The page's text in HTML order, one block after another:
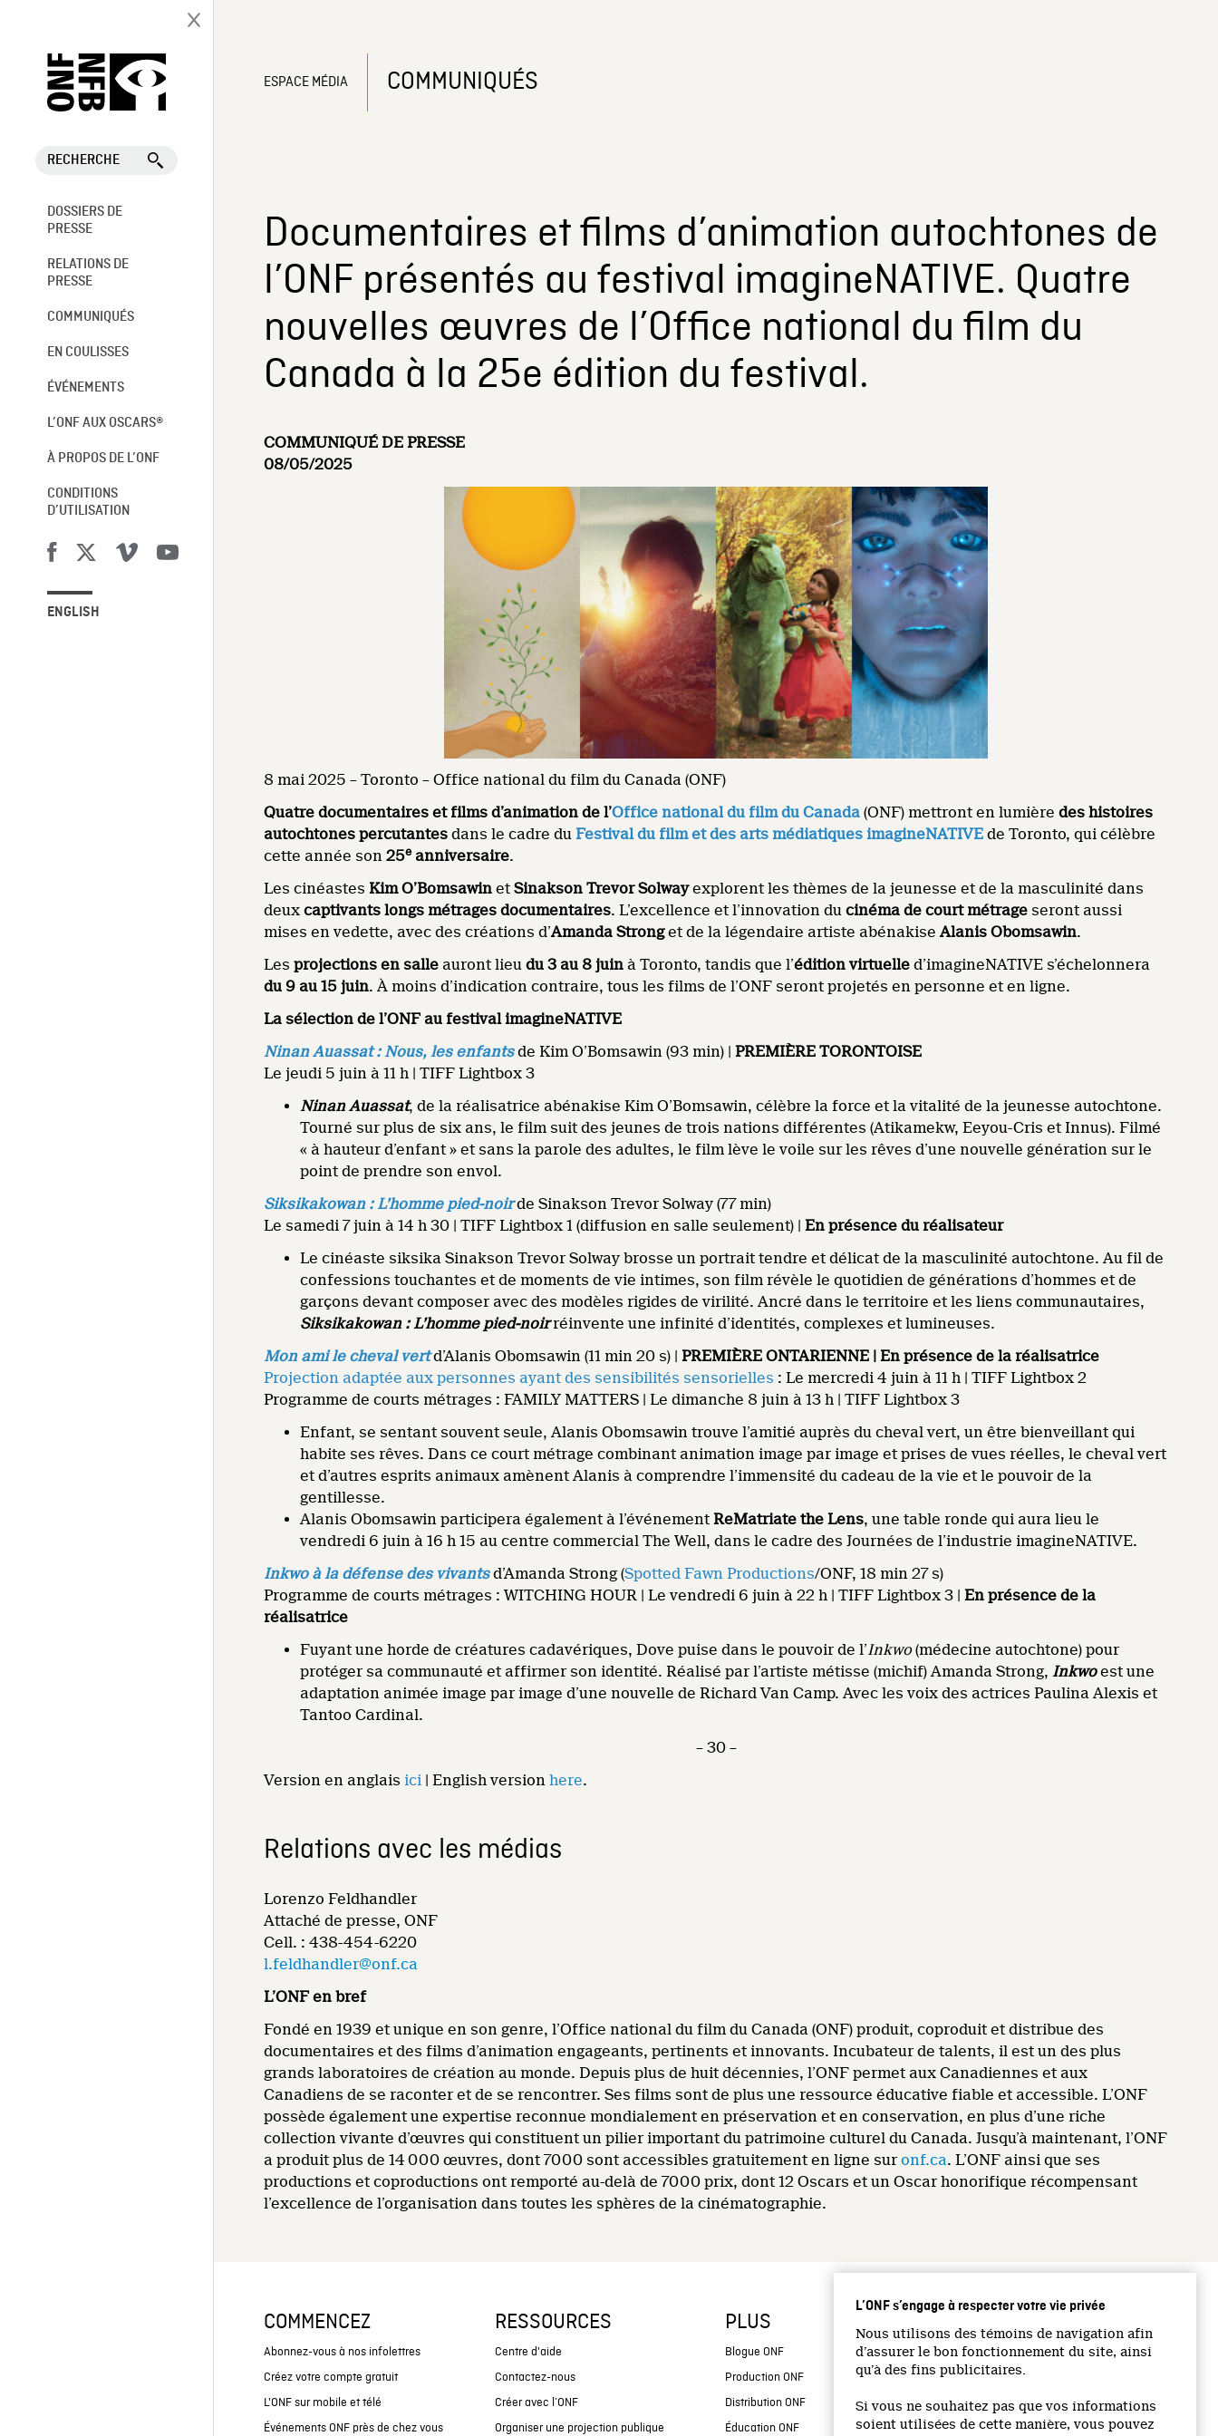
L’ONF s’engage à respecter votre vie privée
Nous utilisons des témoins de navigation afin
d’assurer le bon fonctionnement du site, ainsi
qu’à des fins publicitaires.
Si vous ne souhaitez pas que vos informations
soient utilisées de cette manière, vous pouvez
RECHERCHE
DOSSIERS DE
PRESSE
RELATIONS DE
PRESSE
COMMUNIQUÉS
EN COULISSES
ÉVÉNEMENTS
L’ONF AUX OSCARS®
À PROPOS DE L’ONF
CONDITIONS
D’UTILISATION
ENGLISH
ESPACE MÉDIA COMMUNIQUÉS
Documentaires et films d’animation autochtones de
l’ONF présentés au festival imagineNATIVE. Quatre
nouvelles œuvres de l’Office national du film du
Canada à la 25e édition du festival.
COMMUNIQUÉ DE PRESSE
08/05/2025
8 mai 2025 – Toronto – Office national du film du Canada (ONF)
Quatre documentaires et films d’animation de l’Office national du film du Canada (ONF) mettront en lumièredes histoires
autochtones percutantes dans le cadre du Festival du film et des arts médiatiques imagineNATIVE de Toronto, qui célèbre
cette année son25e anniversaire.
Les cinéastesKim O’Bomsawin etSinakson Trevor Solwayexplorent les thèmes de la jeunesse et de la masculinité dans
deuxcaptivants longs métrages documentaires. L’excellence et l’innovation ducinéma de court métrage seront aussi
mises en vedette, avec des créations d’Amanda Stronget de la légendaire artiste abénakiseAlanis Obomsawin.
Lesprojections en salle auront lieudu 3 au 8 juin à Toronto, tandis que l’édition virtuelle d’imagineNATIVE s’échelonnera
du 9 au 15 juin. À moins d’indication contraire, tous les films de l’ONF seront projetés en personne et en ligne.
La sélection de l’ONF au festival imagineNATIVE
Ninan Auassat : Nous, les enfantsde Kim O’Bomsawin (93 min) |PREMIÈRE TORONTOISE
Le jeudi 5 juin à 11 h | TIFF Lightbox 3
Ninan Auassat, de la réalisatrice abénakise Kim O’Bomsawin, célèbre la force et la vitalité de la jeunesse autochtone.
Tourné sur plus de six ans, le film suit des jeunes de trois nations différentes (Atikamekw, Eeyou-Cris et Innus). Filmé
« à hauteur d’enfant » et sans la parole des adultes, le film lève le voile sur les rêves d’une nouvelle génération sur le
point de prendre son envol.
Siksikakowan : L’homme pied-noirde Sinakson Trevor Solway (77 min)
Le samedi 7 juin à 14 h 30 | TIFF Lightbox 1 (diffusion en salle seulement) |En présence du réalisateur
Le cinéaste siksika Sinakson Trevor Solway brosse un portrait tendre et délicat de la masculinité autochtone. Au fil de
confessions touchantes et de moments de vie intimes, son film révèle le quotidien de générations d’hommes et de
garçons devant composer avec des modèles rigides de virilité. Ancré dans le territoire et les liens communautaires,
Siksikakowan : L’homme pied-noirréinvente une infinité d’identités, complexes et lumineuses.
Mon ami le cheval vertd’Alanis Obomsawin (11 min 20 s) |PREMIÈRE ONTARIENNE | En présence de la réalisatrice
Projection adaptée aux personnes ayant des sensibilités sensorielles : Le mercredi 4 juin à 11 h | TIFF Lightbox 2
Programme de courts métrages : FAMILY MATTERS | Le dimanche 8 juin à 13 h | TIFF Lightbox 3
Enfant, se sentant souvent seule, Alanis Obomsawin trouve l’amitié auprès du cheval vert, un être bienveillant qui
habite ses rêves. Dans ce court métrage combinant animation image par image et prises de vues réelles, le cheval vert
et d’autres esprits animaux amènent Alanis à comprendre l’immensité du cadeau de la vie et le pouvoir de la
gentillesse.
Alanis Obomsawin participera également à l’événementReMatriate the Lens, une table ronde qui aura lieu le
vendredi 6 juin à 16 h 15 au centre commercial The Well, dans le cadre des Journées de l’industrie imagineNATIVE.
Inkwo à la défense des vivantsd’Amanda Strong (Spotted Fawn Productions/ONF, 18 min 27 s)
Programme de courts métrages : WITCHING HOUR | Le vendredi 6 juin à 22 h | TIFF Lightbox 3 |En présence de la
réalisatrice
Fuyant une horde de créatures cadavériques, Dove puise dans le pouvoir de l’Inkwo(médecine autochtone) pour
protéger sa communauté et affirmer son identité. Réalisé par l’artiste métisse (michif) Amanda Strong, Inkwoest une
adaptation animée image par image d’une nouvelle de Richard Van Camp. Avec les voix des actrices Paulina Alexis et
Tantoo Cardinal.
– 30 –
Version en anglais ici | English versionhere.
Relations avec les médias
Lorenzo Feldhandler
Attaché de presse, ONF
Cell. : 438-454-6220
l.feldhandler@onf.ca
L’ONF en bref
Fondé en 1939 et unique en son genre, l’Office national du film du Canada (ONF) produit, coproduit et distribue des
documentaires et des films d’animation engageants, pertinents et innovants. Incubateur de talents, il est un des plus
grands laboratoires de création au monde. Depuis plus de huit décennies, l’ONF permet aux Canadiennes et aux
Canadiens de se raconter et de se rencontrer. Ses films sont de plus une ressource éducative fiable et accessible. L’ONF
possède également une expertise reconnue mondialement en préservation et en conservation, en plus d’une riche
collection vivante d’œuvres qui constituent un pilier important du patrimoine culturel du Canada. Jusqu’à maintenant, l’ONF
a produit plus de 14 000 œuvres, dont 7000 sont accessibles gratuitement en ligne suronf.ca. L’ONF ainsi que ses
productions et coproductions ont remporté au-delà de 7000 prix, dont 12 Oscars et un Oscar honorifique récompensant
l’excellence de l’organisation dans toutes les sphères de la cinématographie.
COMMENCEZ
Abonnez-vous à nos infolettres
Créez votre compte gratuit
L'ONF sur mobile et télé
Événements ONF près de chez vous
RESSOURCES
Centre d'aide
Contactez-nous
Créer avec l’ONF
Organiser une projection publique
PLUS
Blogue ONF
Production ONF
Distribution ONF
Éducation ONF
SUIVEZ-NOUS
Facebook
Twitter
Vimeo
YouTube